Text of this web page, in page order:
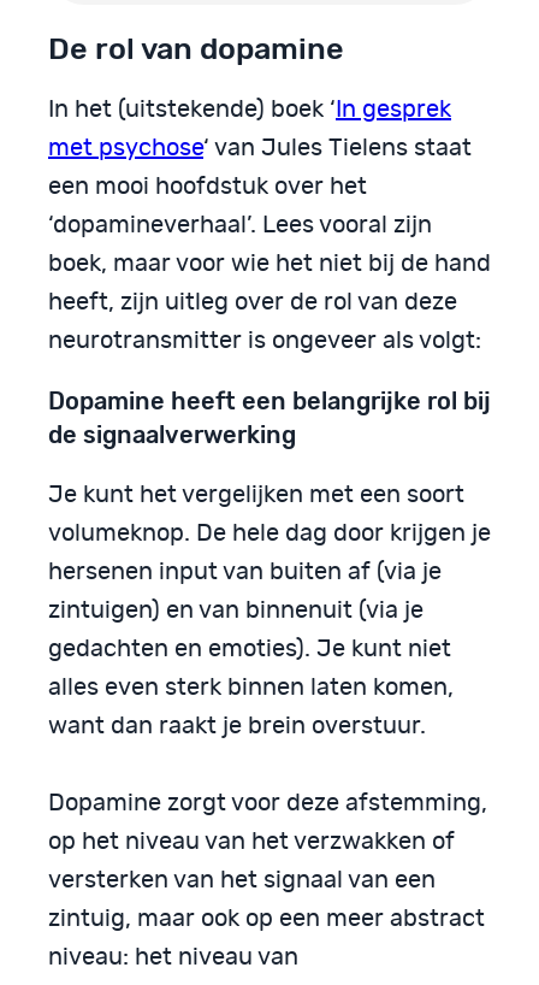
De rol van dopamine
In het (uitstekende) boek ‘ In gesprek
met psychose‘ van Jules Tielens staat
een mooi hoofdstuk over het
‘dopamineverhaal’. Lees vooral zijn
boek, maar voor wie het niet bij de hand
heeft, zijn uitleg over de rol van deze
neurotransmitter is ongeveer als volgt:
Dopamine heeft een belangrijke rol bij
de signaalverwerking
Je kunt het vergelijken met een soort
volumeknop. De hele dag door krijgen je
hersenen input van buiten af (via je
zintuigen) en van binnenuit (via je
gedachten en emoties). Je kunt niet
alles even sterk binnen laten komen,
want dan raakt je brein overstuur.
Dopamine zorgt voor deze afstemming,
op het niveau van het verzwakken of
versterken van het signaal van een
zintuig, maar ook op een meer abstract
niveau: het niveau van